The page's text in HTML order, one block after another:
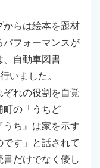
らは絵本を題材
フォーマンスが
、自動車図書
いました。
れの役割を自覚
町の「うちど
ち』は家を示す
す」と話されて
だけでなく優し